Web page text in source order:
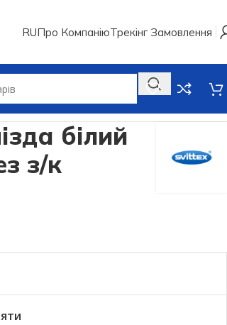
RUПро КомпаніюТрекінг Замовлення
SV-009-3 без з/к
білий
з/к